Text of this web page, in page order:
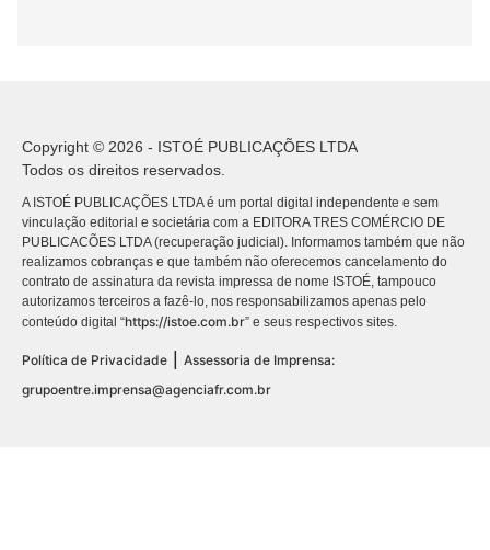
Copyright © 2026 - ISTOÉ PUBLICAÇÕES LTDA
Todos os direitos reservados.
A ISTOÉ PUBLICAÇÕES LTDA é um portal digital independente e sem
vinculação editorial e societária com a EDITORA TRES COMÉRCIO DE
PUBLICACÕES LTDA (recuperação judicial). Informamos também que não
realizamos cobranças e que também não oferecemos cancelamento do
contrato de assinatura da revista impressa de nome ISTOÉ, tampouco
autorizamos terceiros a fazê-lo, nos responsabilizamos apenas pelo
conteúdo digital “https://istoe.com.br” e seus respectivos sites.
Política de Privacidade
Assessoria de Imprensa:
grupoentre.imprensa@agenciafr.com.br